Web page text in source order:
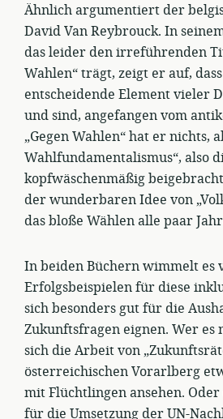
Ähnlich argumentiert der
David Van Reybrouck. In
das leider den irreführenden
Wahlen“ trägt, zeigt er auf,
entscheidende Element vieler
und sind, angefangen vom
„Gegen Wahlen“ hat er nichts,
Wahlfundamentalismus“, also
kopfwäschenmäßig
der wunderbaren Idee von
das bloße Wählen alle paar
In beiden Büchern wimmelt es
Erfolgsbeispielen für diese
sich besonders gut für die
Zukunftsfragen eignen. Wer es
sich die Arbeit von
österreichischen Vorarlberg
mit Flüchtlingen ansehen.
für die Umsetzung der UN-